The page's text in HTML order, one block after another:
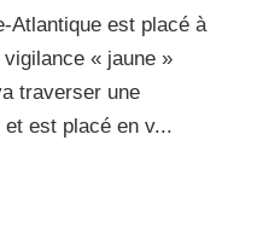
Atlantique est placé à
« jaune »
traverser une
est placé en v...